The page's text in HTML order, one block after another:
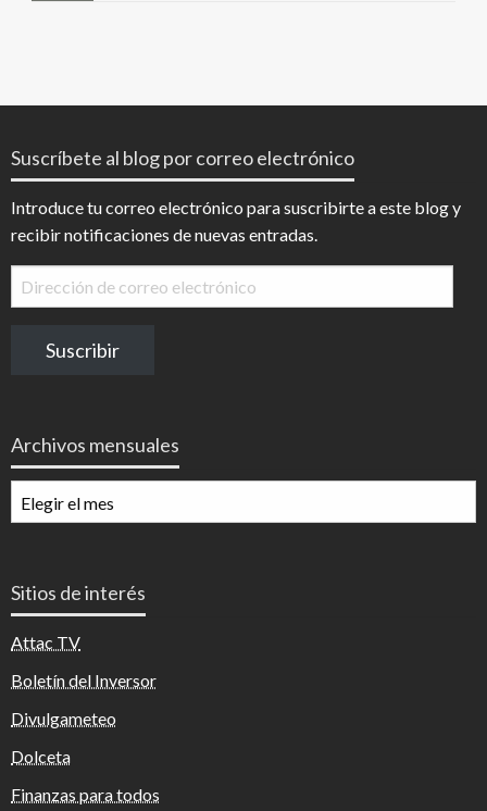
Suscríbete al blog por correo electrónico
Introduce tu correo electrónico para suscribirte a este blog y
recibir notificaciones de nuevas entradas.
Dirección
de
electrónico
Suscribir
Archivos mensuales
mensuales
Sitios de interés
Attac TV
Boletín del Inversor
Divulgameteo
Dolceta
Finanzas para todos